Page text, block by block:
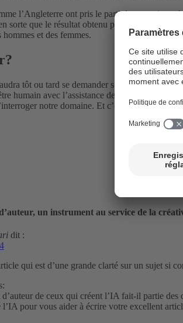
l’Angleterre ont pris le parti de recourir au
sorte que le résultat obtenu par l’IA ne soit
et des femmes.
tôt ou tard se demander s’il est
humain avec l’assistance de l’IA (protégée
notre domaine. Et c’est bien pour
un instrument au service de la
dit :
qui est d’une grande clarté sur un sujet si
de ceux qui créent l’IA fait-il partie des
pour vous aider à écrire votre excellent